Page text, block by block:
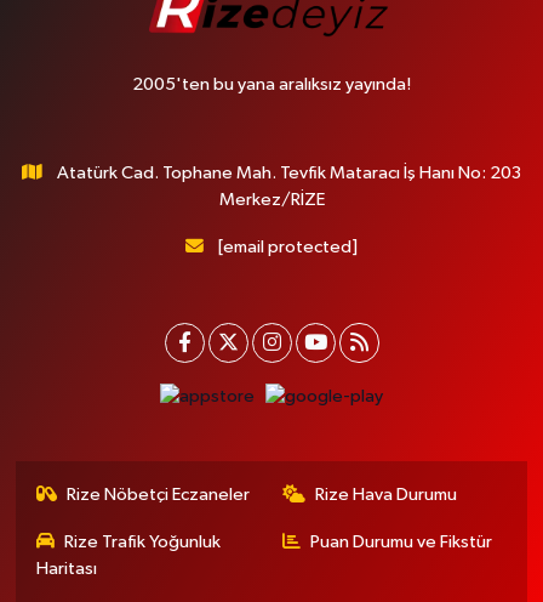
2005'ten bu yana aralıksız yayında!
Atatürk Cad. Tophane Mah. Tevfik Mataracı İş Hanı No: 203
Merkez/RİZE
[email protected]
Rize Nöbetçi Eczaneler Rize Hava Durumu
Rize Trafik Yoğunluk
Haritası
Puan Durumu ve Fikstür